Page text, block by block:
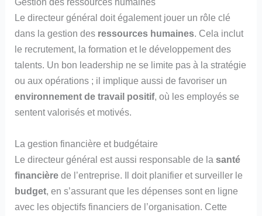
Le directeur général doit également jouer un rôle clé
dans la gestion des ressources humaines. Cela inclut
le recrutement, la formation et le développement des
talents. Un bon leadership ne se limite pas à la stratégie
ou aux opérations ; il implique aussi de favoriser un
environnement de travail positif, où les employés se
sentent valorisés et motivés.
La gestion financière et budgétaire
Le directeur général est aussi responsable de lasanté
financière de l’entreprise. Il doit planifier et surveiller le
budget , en s’assurant que les dépenses sont en ligne
avec les objectifs financiers de l’organisation. Cette